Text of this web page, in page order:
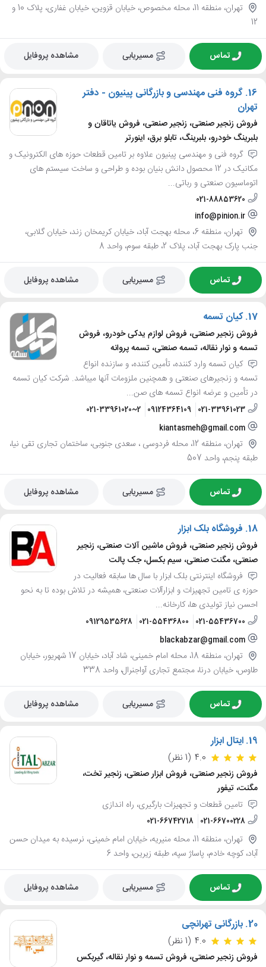
تهران، منطقه 11، محله مخصوص، خیابان قزوین، خیابان غفاری، پلاک 10 و
12
تماس مسیریابی مشاهده پروفایل
16. گروه فنی مهندسی و بازرگانی پینیون - دفتر
تهران
فروش زنجیر صنعتی، زنجیر صنعتی، فروش یاتاقان و
بلبرینگ خودرو، بلبرینگ، تابلو برق، اینورتر
گروه فنی و مهندسی پینیون علاوه بر تامین قطعات حوزه های الکترونیک و
مکانیک در 12 محصول دانش بنیان بوده و طراحی و ساخت سیستم های
اتوماسیون صنعتی و رباتی...
021-88853620
info@pinion.ir
تهران، منطقه 6، محله بهجت آباد، خیابان کریمخان زند، خیابان گلابی،
جنب پارک بهجت آباد، پلاک 2، طبقه سوم، واحد 8
تماس مسیریابی مشاهده پروفایل
17. کیان تسمه
فروش زنجیر صنعتی، فروش لوازم یدکی خودرو، فروش
تسمه و نوار نقاله، تسمه صنعتی، تسمه پروانه
کیان تسمه وارد کننده، تأمین کننده، و سازنده انواع
تسمه و زنجیرهای صنعتی و همچنین ملزومات آنها میباشد. شرکت کیان تسمه
در تأمین و عرضه انواع تسمه های صن...
021-33961023
09124364109
021-33961020~2
kiantasmeh@gmail.com
تهران، منطقه 12، محله فردوسی ، سعدی جنوبی، ساختمان تجاری تقی نیا،
طبقه پنجم، واحد 507
تماس مسیریابی مشاهده پروفایل
18. فروشگاه بلک ابزار
فروش زنجیر صنعتی، فروش ماشین آلات صنعتی، زنجیر
صنعتی، مگنت صنعتی، سیم بکسل، جک پالت
فروشگاه اینترنتی بلک ابزار با سال ها سابقه فعالیت در
حوزه ی تامین تجهیزات و ابزارآلات صنعتی، همیشه در تلاش بوده تا به نحو
احسن نیاز تولیدی ها، کارخانه...
021-55436700
021-55436800
09129535628
blackabzar@gmail.com
تهران، منطقه 18، محله امام خمینی، شاد آباد، خیابان 17 شهریور، خیابان
طاوس، خیابان درنا، مجتمع تجاری آواجنرال، واحد 338
تماس مسیریابی مشاهده پروفایل
19. ایتال ابزار
4.0 (1 نظر)
فروش زنجیر صنعتی، فروش ابزار صنعتی، زنجیر تخت،
مگنت، تیفور
تامین قطعات و تجهیزات بارگیری، راه اندازی
021-66700228
021-66742718
تهران، منطقه 11، محله منیریه، خیابان امام خمینی، نرسیده به میدان حسن
آباد، کوچه خادم، پاساژ سپه، طبقه زیرین، واحد 6
تماس مسیریابی مشاهده پروفایل
20. بازرگانی تهرانچی
4.0 (1 نظر)
فروش زنجیر صنعتی، فروش تسمه و نوار نقاله، گیربکس